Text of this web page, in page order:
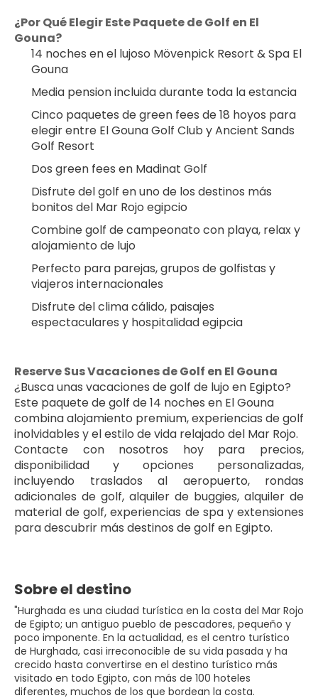
¿Por Qué Elegir Este Paquete de Golf en El
Gouna?
14 noches en el lujoso Mövenpick Resort & Spa El
Gouna
Media pension incluida durante toda la estancia
Cinco paquetes de green fees de 18 hoyos para
elegir entre El Gouna Golf Club y Ancient Sands
Golf Resort
Dos green fees en Madinat Golf
Disfrute del golf en uno de los destinos más
bonitos del Mar Rojo egipcio
Combine golf de campeonato con playa, relax y
alojamiento de lujo
Perfecto para parejas, grupos de golfistas y
viajeros internacionales
Disfrute del clima cálido, paisajes
espectaculares y hospitalidad egipcia
Reserve Sus Vacaciones de Golf en El Gouna
¿Busca unas vacaciones de golf de lujo en Egipto?
Este paquete de golf de 14 noches en El Gouna
combina alojamiento premium, experiencias de golf
inolvidables y el estilo de vida relajado del Mar Rojo.
Contacte con nosotros hoy para precios,
disponibilidad y opciones personalizadas,
incluyendo traslados al aeropuerto, rondas
adicionales de golf, alquiler de buggies, alquiler de
material de golf, experiencias de spa y extensiones
para descubrir más destinos de golf en Egipto.
Sobre el destino
"Hurghada es una ciudad turística en la costa del Mar Rojo
de Egipto; un antiguo pueblo de pescadores, pequeño y
poco imponente. En la actualidad, es el centro turístico
de Hurghada, casi irreconocible de su vida pasada y ha
crecido hasta convertirse en el destino turístico más
visitado en todo Egipto, con más de 100 hoteles
diferentes, muchos de los que bordean la costa.